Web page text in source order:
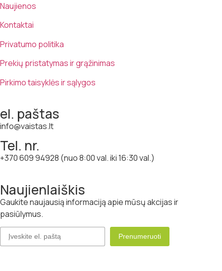
Naujienos
Kontaktai
Privatumo politika
Prekių pristatymas ir grąžinimas
Pirkimo taisyklės ir sąlygos
el. paštas
info@vaistas.lt
Tel. nr.
+370 609 94928 (nuo 8:00 val. iki 16:30 val.)
Naujienlaiškis
Gaukite naujausią informaciją apie mūsų akcijas ir
pasiūlymus.